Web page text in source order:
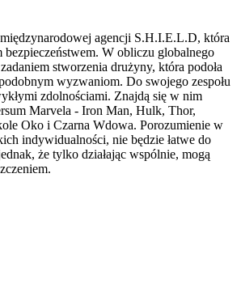
agencji S.H.I.E.L.D, która
W obliczu globalnego
stworzenia drużyny, która podoła
wyzwaniom. Do swojego zespołu
zdolnościami. Znajdą się w nim
Marvela - Iron Man, Hulk, Thor,
Oko i Czarna Wdowa. Porozumienie w
indywidualności, nie będzie łatwe do
że tylko działając wspólnie, mogą